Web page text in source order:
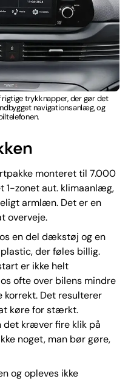
trykknapper, der gør det
navigationsanlæg, og
monteret til 7.000
1-zonet aut. klimaanlæg,
armlæn. Det er en
overveje.
en del dækstøj og en
der føles billig.
er ikke helt
ofte over bilens mindre
Det resulterer
køre for stærkt.
det kræver fire klik på
noget, man bør gøre,
og opleves ikke